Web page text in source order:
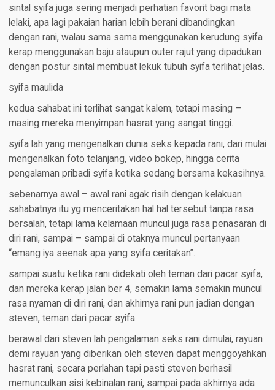
sintal syifa juga sering menjadi perhatian favorit bagi mata
lelaki, apa lagi pakaian harian lebih berani dibandingkan
dengan rani, walau sama sama menggunakan kerudung syifa
kerap menggunakan baju ataupun outer rajut yang dipadukan
dengan postur sintal membuat lekuk tubuh syifa terlihat jelas.
syifa maulida
kedua sahabat ini terlihat sangat kalem, tetapi masing –
masing mereka menyimpan hasrat yang sangat tinggi.
syifa lah yang mengenalkan dunia seks kepada rani, dari mulai
mengenalkan foto telanjang, video bokep, hingga cerita
pengalaman pribadi syifa ketika sedang bersama kekasihnya.
sebenarnya awal – awal rani agak risih dengan kelakuan
sahabatnya itu yg menceritakan hal hal tersebut tanpa rasa
bersalah, tetapi lama kelamaan muncul juga rasa penasaran di
diri rani, sampai – sampai di otaknya muncul pertanyaan
“emang iya seenak apa yang syifa ceritakan”.
sampai suatu ketika rani didekati oleh teman dari pacar syifa,
dan mereka kerap jalan ber 4, semakin lama semakin muncul
rasa nyaman di diri rani, dan akhirnya rani pun jadian dengan
steven, teman dari pacar syifa.
berawal dari steven lah pengalaman seks rani dimulai, rayuan
demi rayuan yang diberikan oleh steven dapat menggoyahkan
hasrat rani, secara perlahan tapi pasti steven berhasil
memunculkan sisi kebinalan rani, sampai pada akhirnya ada